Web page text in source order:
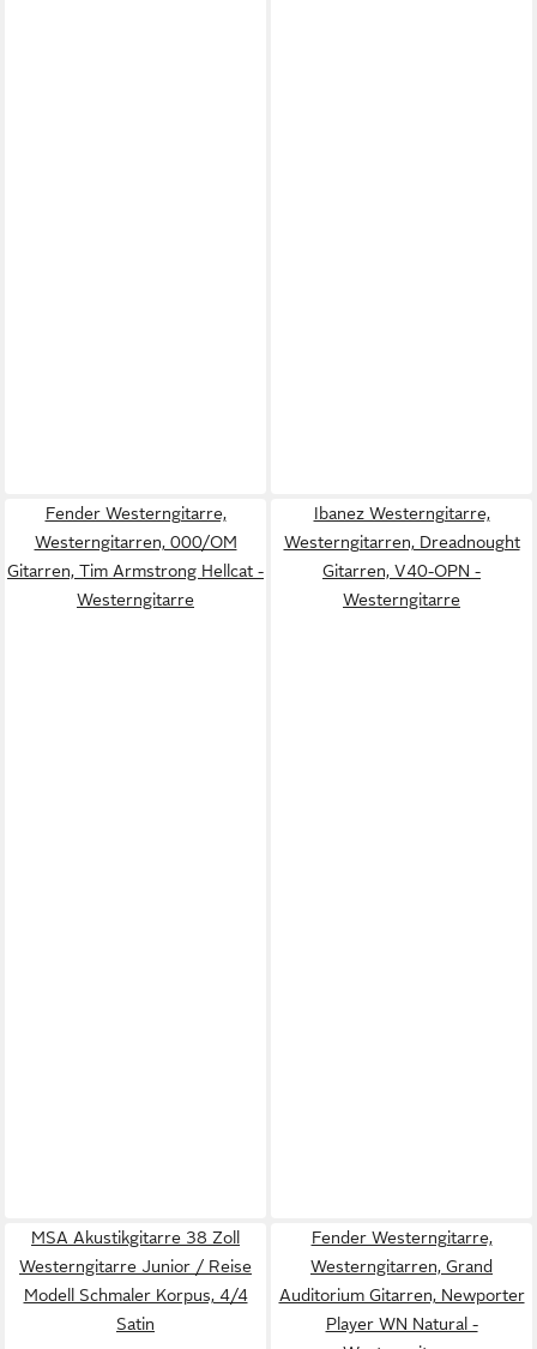
Fender Westerngitarre,
Westerngitarren, 000/OM
Gitarren, Tim Armstrong Hellcat -
Westerngitarre
Ibanez Westerngitarre,
Westerngitarren, Dreadnought
Gitarren, V40-OPN -
Westerngitarre
MSA Akustikgitarre 38 Zoll
Westerngitarre Junior / Reise
Modell Schmaler Korpus, 4/4
Satin
Fender Westerngitarre,
Westerngitarren, Grand
Auditorium Gitarren, Newporter
Player WN Natural -